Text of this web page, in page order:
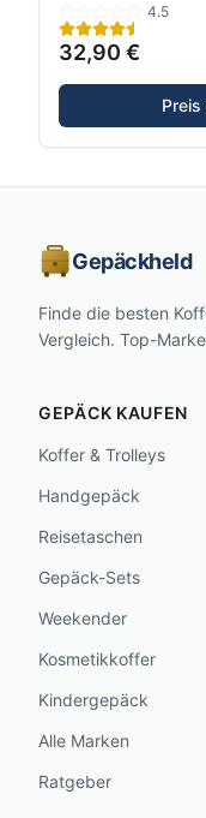
4.5
32,90 €
Gepäckheld
Finde die besten
Vergleich. Top-
GEPÄCK KAUFEN
Koffer & Trolleys
Handgepäck
Reisetaschen
Gepäck-Sets
Weekender
Kosmetikkoffer
Kindergepäck
Alle Marken
Ratgeber